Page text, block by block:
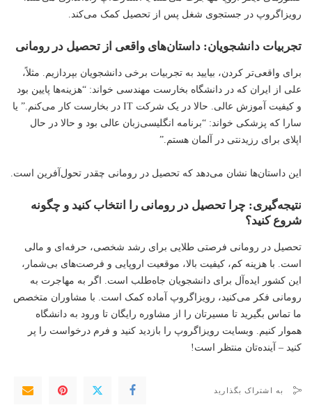
رویزاگروپ در جستجوی شغل پس از تحصیل کمک می‌کند.
تجربیات دانشجویان: داستان‌های واقعی از تحصیل در رومانی
برای واقعی‌تر کردن، بیایید به تجربیات برخی دانشجویان بپردازیم. مثلاً،
علی از ایران که در دانشگاه بخارست مهندسی خواند: “هزینه‌ها پایین بود
و کیفیت آموزش عالی. حالا در یک شرکت IT در بخارست کار می‌کنم.” یا
سارا که پزشکی خواند: “برنامه انگلیسی‌زبان عالی بود و حالا در حال
اپلای برای رزیدنتی در آلمان هستم.”
این داستان‌ها نشان می‌دهد که تحصیل در رومانی چقدر تحول‌آفرین است.
نتیجه‌گیری: چرا تحصیل در رومانی را انتخاب کنید و چگونه
شروع کنید؟
تحصیل در رومانی فرصتی طلایی برای رشد شخصی، حرفه‌ای و مالی
است. با هزینه کم، کیفیت بالا، موقعیت اروپایی و فرصت‌های بی‌شمار،
این کشور ایده‌آل برای دانشجویان جاه‌طلب است. اگر به مهاجرت به
رومانی فکر می‌کنید، رویزاگروپ آماده کمک است. با مشاوران متخصص
ما تماس بگیرید تا مسیرتان را از مشاوره رایگان تا ورود به دانشگاه
هموار کنیم. وبسایت رویزاگروپ را بازدید کنید و فرم درخواست را پر
کنید – آینده‌تان منتظر است!
به اشتراک بگذارید